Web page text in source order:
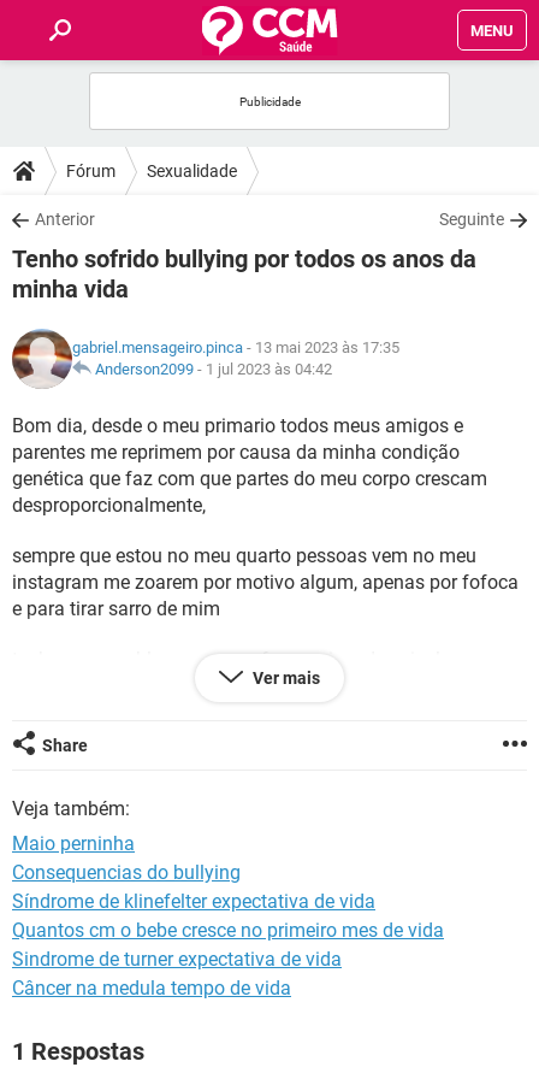
MENU
FÓRUM
SAÚDE
FAMÍLIA
NUTRIÇÃO
SEXUALIDADE
GLOSSÁRIO
Fórum Sexualidade
Anterior Seguinte
Tenho sofrido bullying por todos os anos da
minha vida
gabriel.mensageiro.pinca - 13 mai 2023 às 17:35
Anderson2099 - 1 jul 2023 às 04:42
Bom dia, desde o meu primario todos meus amigos e
parentes me reprimem por causa da minha condição
genética que faz com que partes do meu corpo crescam
desproporcionalmente,
sempre que estou no meu quarto pessoas vem no meu
instagram me zoarem por motivo algum, apenas por fofoca
e para tirar sarro de mim
tenho esse problema que me fez precisar de psicologa e
sexologa desde pequeno porque meu problema era ruim até
tenho problema de super crescimento peniano meu penis
muitos apelidos como ze perninha, furador de utero, lavador
de mangueira, flash, tres pernas, bengalona, bananao,
safadao, mata mulher, 10 polegadas, perninha, pinçona,
pegador de coco, taco de sinuca, anaconda, trípe
a unica vez em que eu tentei me relacionar com uma mulher
ela fugiu e pediu para mae dela nao atender a porta caso me
visse, pois achava que eu iria pressionar ela a se relacionar
Ver mais
Share
Veja também:
Maio perninha
Consequencias do bullying
Síndrome de klinefelter expectativa de vida
Quantos cm o bebe cresce no primeiro mes de vida
Sindrome de turner expectativa de vida
Câncer na medula tempo de vida
1 Respostas